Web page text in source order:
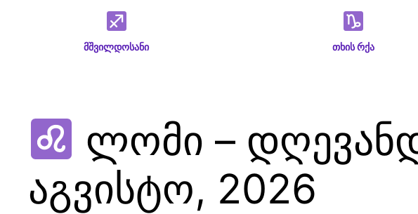
მშვილდოსანი თხის რქა
ლომი –
აგვისტო, 2026